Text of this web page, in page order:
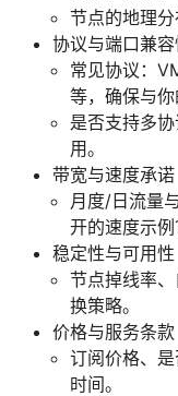
节点的地理分
协议与端口兼容
常见协议：
等，确保与你
是否支持多
用。
带宽与速度承诺
月度/日流量
开的速度示例
稳定性与可用性
节点掉线率
换策略。
价格与服务条款
订阅价格、
时间。